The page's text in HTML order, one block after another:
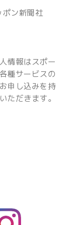
ン新聞社
情報はスポー
種サービスの
申し込みを持
ただきます。